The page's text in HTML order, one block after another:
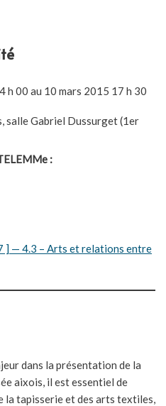
h 00 au 10 mars 2015 17 h 30
salle Gabriel Dussurget (1er
:
] — 4.3 – Arts et relations entre
dans la présentation de la
aixois, il est essentiel de
la tapisserie et des arts textiles,